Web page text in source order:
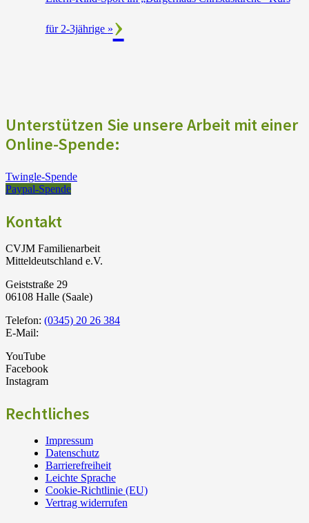
für 2-3jährige »
Unterstützen Sie unsere Arbeit mit einer
Online-Spende:
Twingle-Spende
Paypal-Spende
Kontakt
CVJM Familienarbeit
Mitteldeutschland e.V.
Geiststraße 29
06108 Halle (Saale)
Telefon: (0345) 20 26 384
E-Mail:
YouTube
Facebook
Instagram
Rechtliches
Impressum
Datenschutz
Barrierefreiheit
Leichte Sprache
Cookie-Richtlinie (EU)
Vertrag widerrufen